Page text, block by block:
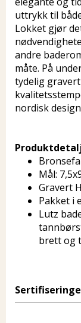
uttrykk til
Lokket gjør
andre
måte. På
tydelig
nordisk
Mål:
Gravert
Pakket i
Lutz
brett og